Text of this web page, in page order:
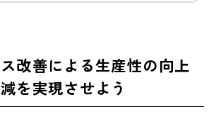
改善による生産性の向上
を実現させよう